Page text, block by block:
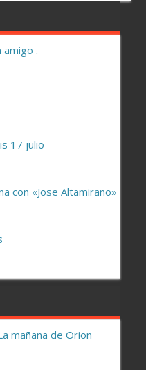
.
17 julio
con «Jose Altamirano»
mañana de Orion